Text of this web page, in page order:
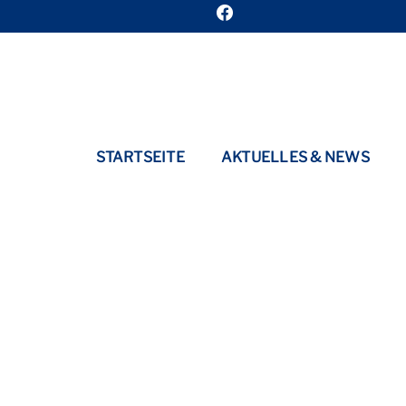
STARTSEITE AKTUELLES & NEWS